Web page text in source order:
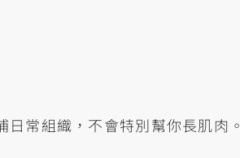
常組織，不會特別幫你長肌肉。